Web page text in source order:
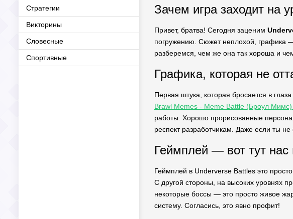
Стратегии
Викторины
Словесные
Спортивные
Зачем игра заходит на
Привет, братва! Сегодня заценим
погружению. Сюжет неплохой, графика
разберемся, чем же она так хороша и
Графика, которая не
Первая штука, которая бросается в
Brawl Memes - Meme Battle (Броул
работы. Хорошо прорисованные
респект разработчикам. Даже если ты
Геймплей — вот тут нас
Геймплей в Underverse Battles это
С другой стороны, на высоких уровнях
некоторые боссы — это просто живое
систему. Согласись, это явно профит!